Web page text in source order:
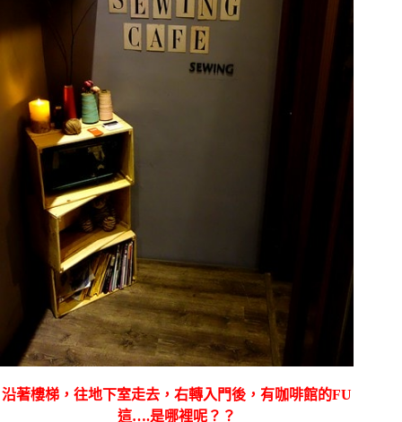
沿著樓梯，往地下室走去，右轉入門後，有咖啡館的FU
這….是哪裡呢？？